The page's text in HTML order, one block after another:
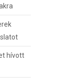
hívott